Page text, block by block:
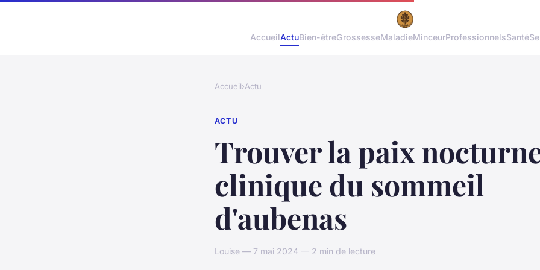
AccueilActuBien-êtreGrossesseMaladieMinceurProfessionnelsSanté
Accueil›Actu
ACTU
Trouver la paix
clinique du sommeil
d'aubenas
Louise — 7 mai 2024 — 2 min de lecture